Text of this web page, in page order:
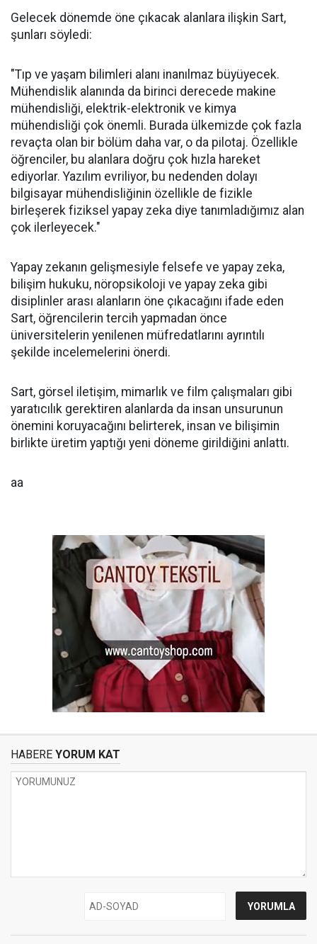
Gelecek dönemde öne çıkacak alanlara ilişkin Sart,
şunları söyledi:
"Tıp ve yaşam bilimleri alanı inanılmaz büyüyecek.
Mühendislik alanında da birinci derecede makine
mühendisliği, elektrik-elektronik ve kimya
mühendisliği çok önemli. Burada ülkemizde çok fazla
revaçta olan bir bölüm daha var, o da pilotaj. Özellikle
öğrenciler, bu alanlara doğru çok hızla hareket
ediyorlar. Yazılım evriliyor, bu nedenden dolayı
bilgisayar mühendisliğinin özellikle de fizikle
birleşerek fiziksel yapay zeka diye tanımladığımız alan
çok ilerleyecek."
Yapay zekanın gelişmesiyle felsefe ve yapay zeka,
bilişim hukuku, nöropsikoloji ve yapay zeka gibi
disiplinler arası alanların öne çıkacağını ifade eden
Sart, öğrencilerin tercih yapmadan önce
üniversitelerin yenilenen müfredatlarını ayrıntılı
şekilde incelemelerini önerdi.
Sart, görsel iletişim, mimarlık ve film çalışmaları gibi
yaratıcılık gerektiren alanlarda da insan unsurunun
önemini koruyacağını belirterek, insan ve bilişimin
birlikte üretim yaptığı yeni döneme girildiğini anlattı.
aa
HABERE YORUM KAT